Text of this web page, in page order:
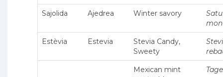
Sajolida Ajedrea Winter savory
Estèvia Estevia
Stevia Candy,
Sweety
Mexican mint